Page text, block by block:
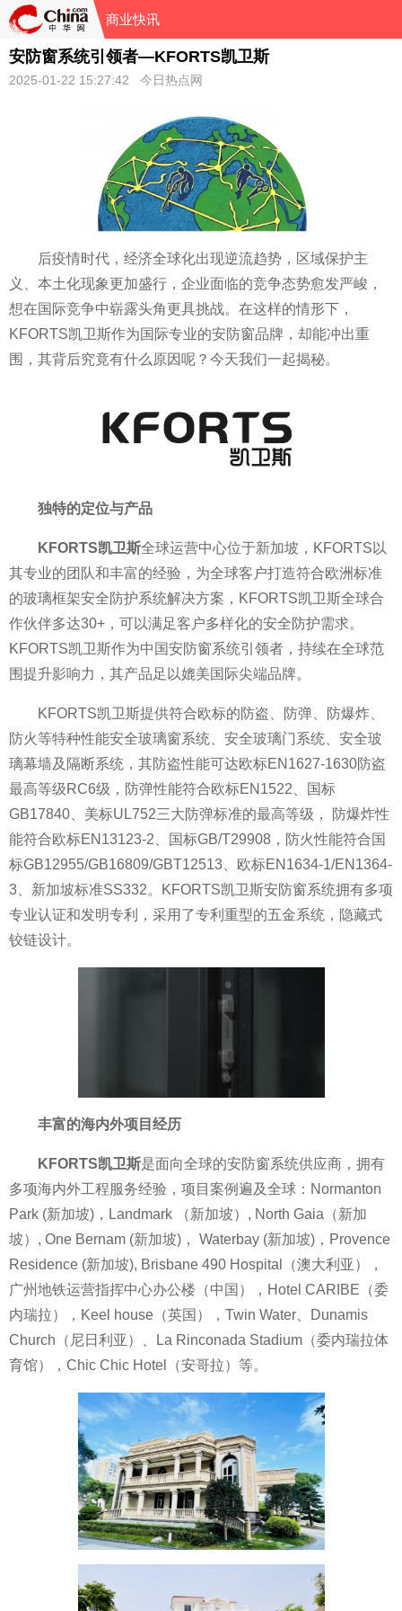
商业快讯
安防窗系统引领者—KFORTS凯卫斯
2025-01-22 15:27:42 今日热点网
后疫情时代，经济全球化出现逆流趋势，区域保护主
义、本土化现象更加盛行，企业面临的竞争态势愈发严峻，
想在国际竞争中崭露头角更具挑战。在这样的情形下，
KFORTS凯卫斯作为国际专业的安防窗品牌，却能冲出重
围，其背后究竟有什么原因呢？今天我们一起揭秘。
独特的定位与产品
KFORTS凯卫斯全球运营中心位于新加坡，KFORTS以
其专业的团队和丰富的经验，为全球客户打造符合欧洲标准
的玻璃框架安全防护系统解决方案，KFORTS凯卫斯全球合
作伙伴多达30+，可以满足客户多样化的安全防护需求。
KFORTS凯卫斯作为中国安防窗系统引领者，持续在全球范
围提升影响力，其产品足以媲美国际尖端品牌。
KFORTS凯卫斯提供符合欧标的防盗、防弹、防爆炸、
防火等特种性能安全玻璃窗系统、安全玻璃门系统、安全玻
璃幕墙及隔断系统，其防盗性能可达欧标EN1627-1630防盗
最高等级RC6级，防弹性能符合欧标EN1522、国标
GB17840、美标UL752三大防弹标准的最高等级， 防爆炸性
能符合欧标EN13123-2、国标GB/T29908，防火性能符合国
标GB12955/GB16809/GBT12513、欧标EN1634-1/EN1364-
3、新加坡标准SS332。KFORTS凯卫斯安防窗系统拥有多项
专业认证和发明专利，采用了专利重型的五金系统，隐藏式
铰链设计。
丰富的海内外项目经历
KFORTS凯卫斯是面向全球的安防窗系统供应商，拥有
多项海内外工程服务经验，项目案例遍及全球：Normanton
Park (新加坡)，Landmark （新加坡）, North Gaia（新加
坡）, One Bernam (新加坡)， Waterbay (新加坡)，Provence
Residence (新加坡), Brisbane 490 Hospital（澳大利亚），
广州地铁运营指挥中心办公楼（中国），Hotel CARIBE（委
内瑞拉），Keel house（英国），Twin Water、Dunamis
Church（尼日利亚）、La Rinconada Stadium（委内瑞拉体
育馆），Chic Chic Hotel（安哥拉）等。